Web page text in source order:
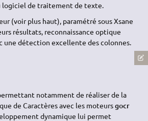
logiciel de traitement de texte.
(voir plus haut), paramétré sous Xsane
résultats, reconnaissance optique
une détection excellente des colonnes.
notamment de réaliser de la
de Caractères avec les moteursgocr
dynamique lui permet